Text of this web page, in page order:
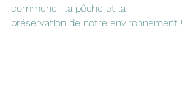
commune : la pêche et la
préservation de notre environnement !